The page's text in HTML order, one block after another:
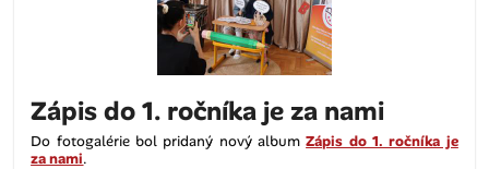
Zápis do 1. ročníka je za nami
Do fotogalérie bol pridaný nový albumZápis do 1. ročníka je
za nami.